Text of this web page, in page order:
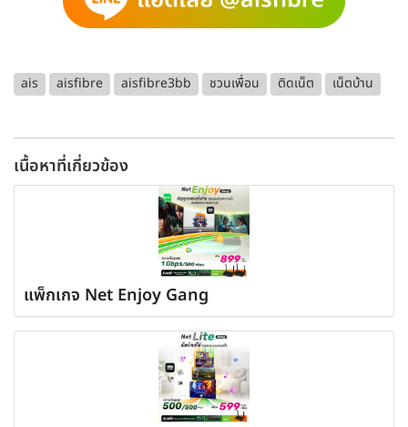
ais aisfibre aisfibre3bb ชวนเพื่อน ติดเน็ต เน็ตบ้าน
เนื้อหาที่เกี่ยวข้อง
แพ็กเกจ Net Enjoy Gang